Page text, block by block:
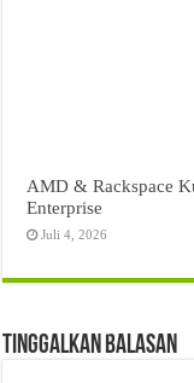
AMD & Rackspace
Enterprise
Juli 4, 2026
Tinggalkan Balasan